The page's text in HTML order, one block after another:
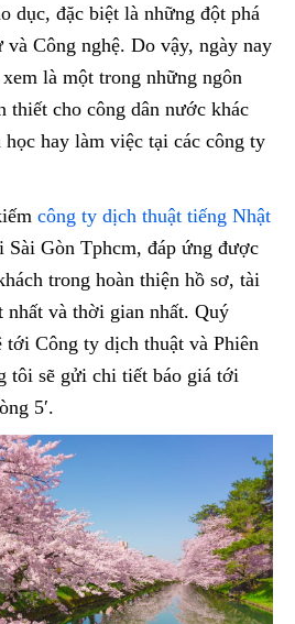
dục, đặc biệt là những đột phá
Công nghệ. Do vậy, ngày nay
là một trong những ngôn
thiết cho công dân nước khác
hay làm việc tại các công ty
công ty dịch thuật tiếng Nhật
Sài Gòn Tphcm, đáp ứng được
trong hoàn thiện hồ sơ, tài
và thời gian nhất. Quý
Công ty dịch thuật và Phiên
tôi sẽ gửi chi tiết báo giá tới
5′.